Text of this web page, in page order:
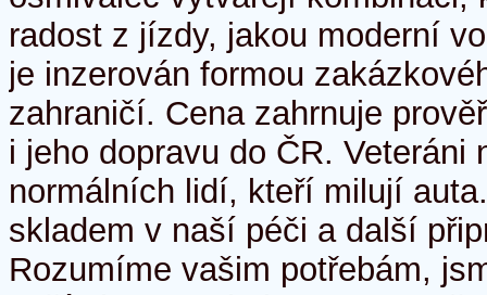
radost z jízdy, jakou moderní
je inzerován formou
zahraničí. Cena zahrnuje
i jeho dopravu do ČR. Veteráni
normálních lidí, kteří milují
skladem v naší péči a další
Rozumíme vašim potřebám,